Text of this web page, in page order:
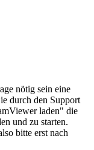
nötig sein eine
durch den Support
laden" die
und zu starten.
bitte erst nach